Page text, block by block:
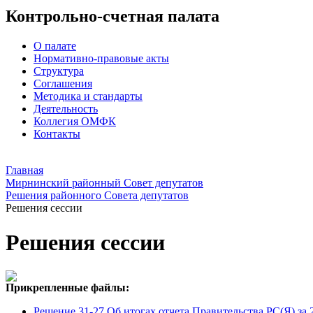
Контрольно-счетная палата
О палате
Нормативно-правовые акты
Структура
Соглашения
Методика и стандарты
Деятельность
Коллегия ОМФК
Контакты
Главная
Мирнинский районный Совет депутатов
Решения районного Совета депутатов
Решения сессии
Решения сессии
Прикрепленные файлы: